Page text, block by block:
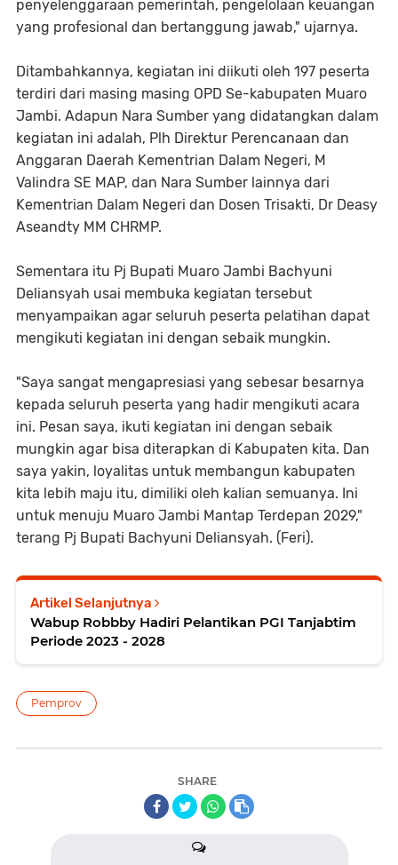
penyelenggaraan pemerintah, pengelolaan keuangan
yang profesional dan bertanggung jawab," ujarnya.
Ditambahkannya, kegiatan ini diikuti oleh 197 peserta
terdiri dari masing masing OPD Se-kabupaten Muaro
Jambi. Adapun Nara Sumber yang didatangkan dalam
kegiatan ini adalah, Plh Direktur Perencanaan dan
Anggaran Daerah Kementrian Dalam Negeri, M
Valindra SE MAP, dan Nara Sumber lainnya dari
Kementrian Dalam Negeri dan Dosen Trisakti, Dr Deasy
Aseandty MM CHRMP.
Sementara itu Pj Bupati Muaro Jambi Bachyuni
Deliansyah usai membuka kegiatan tersebut
menyampaikan agar seluruh peserta pelatihan dapat
mengikuti kegiatan ini dengan sebaik mungkin.
"Saya sangat mengapresiasi yang sebesar besarnya
kepada seluruh peserta yang hadir mengikuti acara
ini. Pesan saya, ikuti kegiatan ini dengan sebaik
mungkin agar bisa diterapkan di Kabupaten kita. Dan
saya yakin, loyalitas untuk membangun kabupaten
kita lebih maju itu, dimiliki oleh kalian semuanya. Ini
untuk menuju Muaro Jambi Mantap Terdepan 2029,"
terang Pj Bupati Bachyuni Deliansyah. (Feri).
Artikel Selanjutnya
Wabup Robbby Hadiri Pelantikan PGI Tanjabtim
Periode 2023 - 2028
Pemprov
SHARE